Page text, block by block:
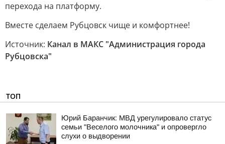
перехода на платформу.
Вместе сделаем Рубцовск чище и комфортнее!
Источник: Канал в МАКС "Администрация города
Рубцовска"
ТОП
Юрий Баранчик: МВД урегулировало статус
семьи "Веселого молочника" и опровергло
слухи о выдворении